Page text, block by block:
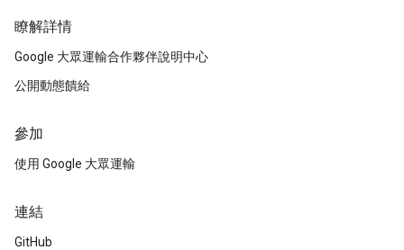
瞭解詳情
Google 大眾運輸合作夥伴說明中心
公開動態饋給
參加
使用 Google 大眾運輸
連結
GitHub